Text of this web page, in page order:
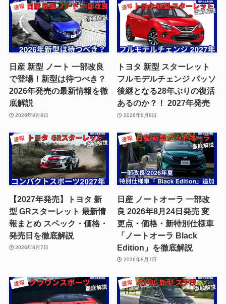
日産 新型 ノート 一部改良
で登場！新型は待つべき？
2026年発売の最新情報を徹
底解説
2026年8月8日
トヨタ 新型 スターレット
フルモデルチェンジ パッソ
後継となる28年ぶりの復活
あるのか？！ 2027年発売
2026年8月8日
【2027年発売】トヨタ 新
型 GRスターレット 最新情
報まとめ スペック・価格・
発売日を徹底解説
2026年8月7日
日産 ノートオーラ 一部改
良 2026年8月24日発売 変
更点・価格・新特別仕様車
「ノートオーラ Black
Edition」を徹底解説
2026年8月7日